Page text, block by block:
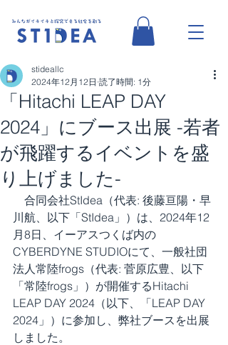
「Hitachi LEAP DAY
2024」にブース出展 -若者
が飛躍するイベントを盛
り上げました-
stideallc
2024年12月12日 読了時間: 1分
合同会社StIdea（代表: 後藤亘陽・早
川航、以下「StIdea」）は、2024年12
月8日、イーアスつくば内の
CYBERDYNE STUDIOにて、一般社団
法人常陸frogs（代表: 菅原広豊、以下
「常陸frogs」）が開催するHitachi
LEAP DAY 2024（以下、「LEAP DAY
2024」）に参加し、弊社ブースを出展
しました。